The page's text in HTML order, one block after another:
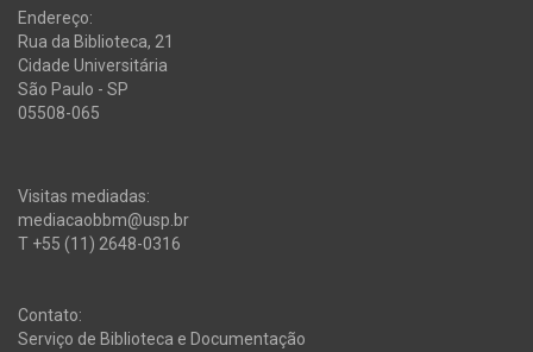
Endereço:
Rua da Biblioteca, 21
Cidade Universitária
São Paulo - SP
05508-065
Visitas mediadas:
mediacaobbm@usp.br
T +55 (11) 2648-0316
Contato:
Serviço de Biblioteca e Documentação